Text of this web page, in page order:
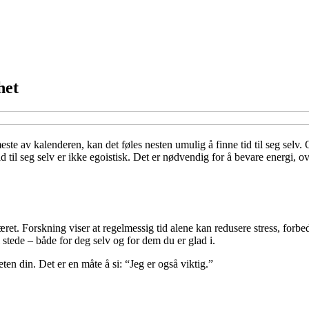
av kalenderen, kan det føles nesten umulig å finne tid til seg
til seg selv er ikke egoistisk. Det er nødvendig for å bevare energi,
Forskning viser at regelmessig tid alene kan redusere stress,
– både for deg selv og for dem du er glad i.
din. Det er en måte å si: “Jeg er også viktig.”